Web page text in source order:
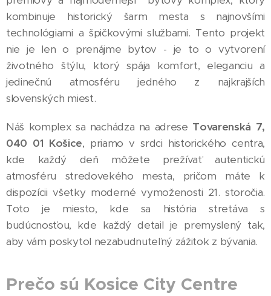
kombinuje historický šarm mesta s najnovšími
technológiami a špičkovými službami. Tento projekt
nie je len o prenájme bytov - je to o vytvorení
životného štýlu, ktorý spája komfort, eleganciu a
jedinečnú atmosféru jedného z najkrajších
slovenských miest.
Náš komplex sa nachádza na adrese Tovarenská 7,
040 01 Košice, priamo v srdci historického centra,
kde každý deň môžete prežívať autentickú
atmosféru stredovekého mesta, pričom máte k
dispozícii všetky moderné vymoženosti 21. storočia.
Toto je miesto, kde sa história stretáva s
budúcnosťou, kde každý detail je premyslený tak,
aby vám poskytol nezabudnuteľný zážitok z bývania.
Prečo sú Kosice City Centre